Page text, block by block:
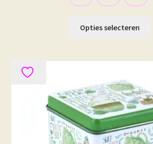
Opties selecteren